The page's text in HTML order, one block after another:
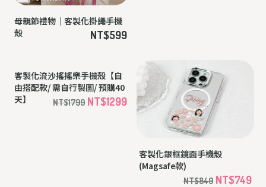
母親節禮物｜客製化掛繩手機
殼
NT$599
客製化銀框鏡面手機殼
(Magsafe款)